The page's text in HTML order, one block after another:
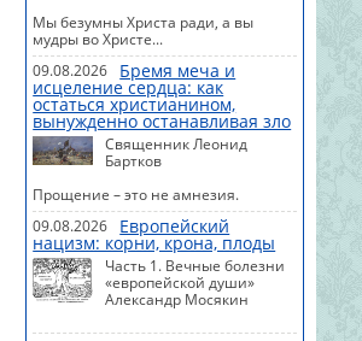
Мы безумны Христа ради, а вы
мудры во Христе...
#Апостол #Сегодня #Календарь
09.08.2026 Бремя меча и
исцеление сердца: как
остаться христианином,
вынужденно останавливая зло
Священник Леонид
Бартков
Прощение – это не амнезия.
Прощение – это не сказать: «Ничего
страшного не произошло». Нет,
произошло. Зло есть зло. Прощение
– это не примирение со злом.
Прощение – это отказ от личной
мести. Это разрывание цепи зла на
09.08.2026 Европейский
нацизм: корни, крона, плоды
Часть 1. Вечные болезни
«европейской души»
Александр Мосякин
Исследователи подсчитывали